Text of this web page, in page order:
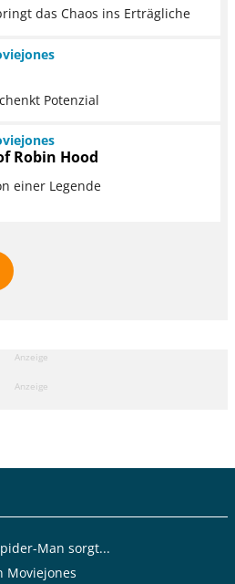
das Chaos ins Erträgliche
Potenzial
Robin Hood
einer Legende
Anzeige
Anzeige
Man sorgt...
Moviejones